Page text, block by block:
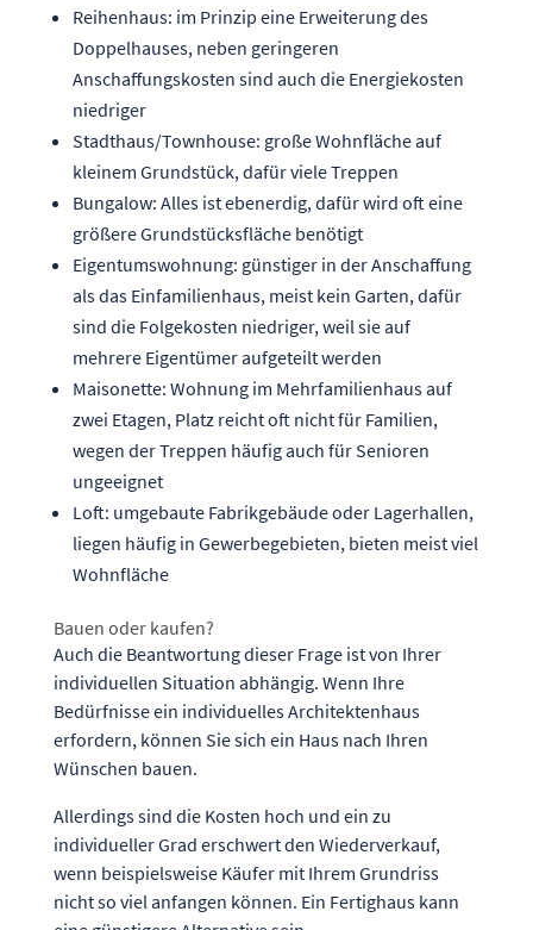
Reihenhaus: im Prinzip eine Erweiterung des
Doppelhauses, neben geringeren
Anschaffungskosten sind auch die Energiekosten
niedriger
Stadthaus/Townhouse: große Wohnfläche auf
kleinem Grundstück, dafür viele Treppen
Bungalow: Alles ist ebenerdig, dafür wird oft eine
größere Grundstücksfläche benötigt
Eigentumswohnung: günstiger in der Anschaffung
als das Einfamilienhaus, meist kein Garten, dafür
sind die Folgekosten niedriger, weil sie auf
mehrere Eigentümer aufgeteilt werden
Maisonette: Wohnung im Mehrfamilienhaus auf
zwei Etagen, Platz reicht oft nicht für Familien,
wegen der Treppen häufig auch für Senioren
ungeeignet
Loft: umgebaute Fabrikgebäude oder Lagerhallen,
liegen häufig in Gewerbegebieten, bieten meist viel
Wohnfläche
Bauen oder kaufen?
Auch die Beantwortung dieser Frage ist von Ihrer
individuellen Situation abhängig. Wenn Ihre
Bedürfnisse ein individuelles Architektenhaus
erfordern, können Sie sich ein Haus nach Ihren
Wünschen bauen.
Allerdings sind die Kosten hoch und ein zu
individueller Grad erschwert den Wiederverkauf,
wenn beispielsweise Käufer mit Ihrem Grundriss
nicht so viel anfangen können. Ein Fertighaus kann